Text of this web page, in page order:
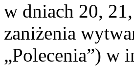
w dniach 20,
zaniżenia
„Polecenia”) w